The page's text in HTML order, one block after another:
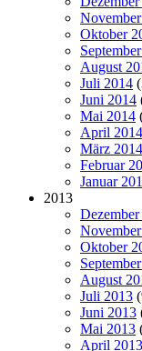
Oktober
August
Juli 2014
Juni 2014
Mai 2014
April 2014
März 2014
Februar
Januar
2013
Oktober
August
Juli 2013
Juni 2013
Mai 2013
April 2013